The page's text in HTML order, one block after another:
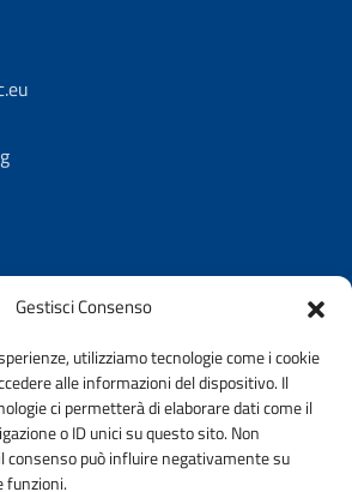
Gestisci Consenso
utilizziamo tecnologie come i cookie
alle informazioni del dispositivo. Il
ci permetterà di elaborare dati come il
o ID unici su questo sito. Non
consenso può influire negativamente su
funzioni.